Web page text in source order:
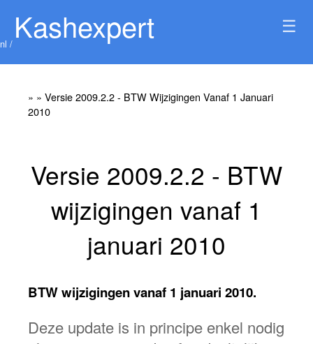
Kashexpert ☰
nl /
» » Versie 2009.2.2 - BTW Wijzigingen Vanaf 1 Januari
2010
Versie 2009.2.2 - BTW
wijzigingen vanaf 1
januari 2010
BTW wijzigingen vanaf 1 januari 2010.
Deze update is in principe enkel nodig